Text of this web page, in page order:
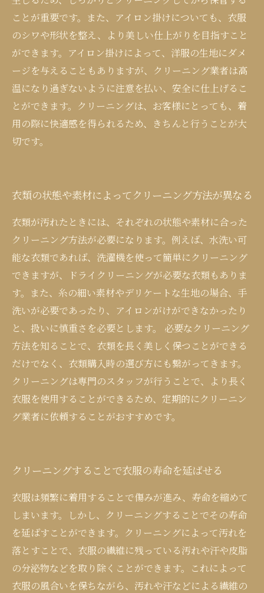
ことが重要です。また、アイロン掛けについても、衣服
のシワや形状を整え、より美しい仕上がりを目指すこと
ができます。アイロン掛けによって、洋服の生地にダメ
ージを与えることもありますが、クリーニング業者は高
温になり過ぎないように注意を払い、安全に仕上げるこ
とができます。クリーニングは、お客様にとっても、着
用の際に快適感を得られるため、きちんと行うことが大
切です。
衣類の状態や素材によってクリーニング方法が異なる
衣類が汚れたときには、それぞれの状態や素材に合った
クリーニング方法が必要になります。例えば、水洗い可
能な衣類であれば、洗濯機を使って簡単にクリーニング
できますが、ドライクリーニングが必要な衣類もありま
す。また、糸の細い素材やデリケートな生地の場合、手
洗いが必要であったり、アイロンがけができなかったり
と、扱いに慎重さを必要とします。 必要なクリーニング
方法を知ることで、衣類を長く美しく保つことができる
だけでなく、衣類購入時の選び方にも繋がってきます。
クリーニングは専門のスタッフが行うことで、より長く
衣服を使用することができるため、定期的にクリーニン
グ業者に依頼することがおすすめです。
クリーニングすることで衣服の寿命を延ばせる
衣服は頻繁に着用することで傷みが進み、寿命を縮めて
しまいます。しかし、クリーニングすることでその寿命
を延ばすことができます。クリーニングによって汚れを
落とすことで、衣服の繊維に残っている汚れや汗や皮脂
の分泌物などを取り除くことができます。これによって
衣服の風合いを保ちながら、汚れや汗などによる繊維の